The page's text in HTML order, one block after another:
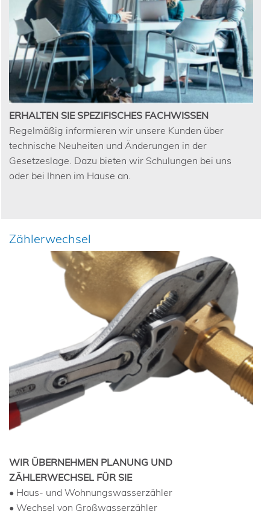
ERHALTEN SIE SPEZIFISCHES FACHWISSEN
Regelmäßig informieren wir unsere Kunden über
technische Neuheiten und Änderungen in der
Gesetzeslage. Dazu bieten wir Schulungen bei uns
oder bei Ihnen im Hause an.
Zählerwechsel
WIR ÜBERNEHMEN PLANUNG UND
ZÄHLERWECHSEL FÜR SIE
• Haus- und Wohnungswasserzähler
• Wechsel von Großwasserzähler